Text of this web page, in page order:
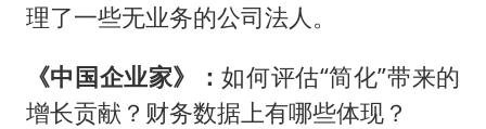
理了一些无业务的公司法人。
《中国企业家》：如何评估“简化”带来的
增长贡献？财务数据上有哪些体现？